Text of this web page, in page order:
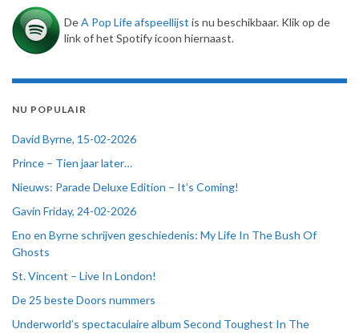
DeA Pop Life afspeellijst is nu beschikbaar. Klik op de
link of het Spotify icoon hiernaast.
NU POPULAIR
David Byrne, 15-02-2026
Prince – Tien jaar later…
Nieuws: Parade Deluxe Edition – It’s Coming!
Gavin Friday, 24-02-2026
Eno en Byrne schrijven geschiedenis: My Life In The Bush Of
Ghosts
St. Vincent – Live In London!
De 25 beste Doors nummers
Underworld’s spectaculaire album Second Toughest In The